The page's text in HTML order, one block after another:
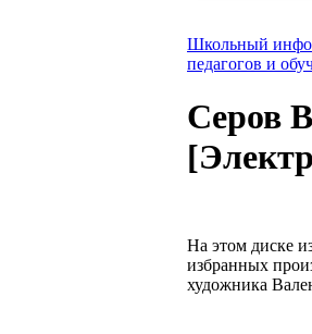
Школьный
педагогов и
Серов
На этом диске
избранных
художника